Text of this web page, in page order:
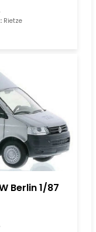
Rietze
Berlin 1/87